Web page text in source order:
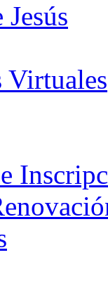
Virtuales